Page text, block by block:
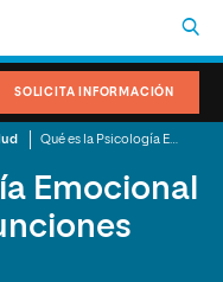
SOLICITA INFORMACIÓN
Emocional